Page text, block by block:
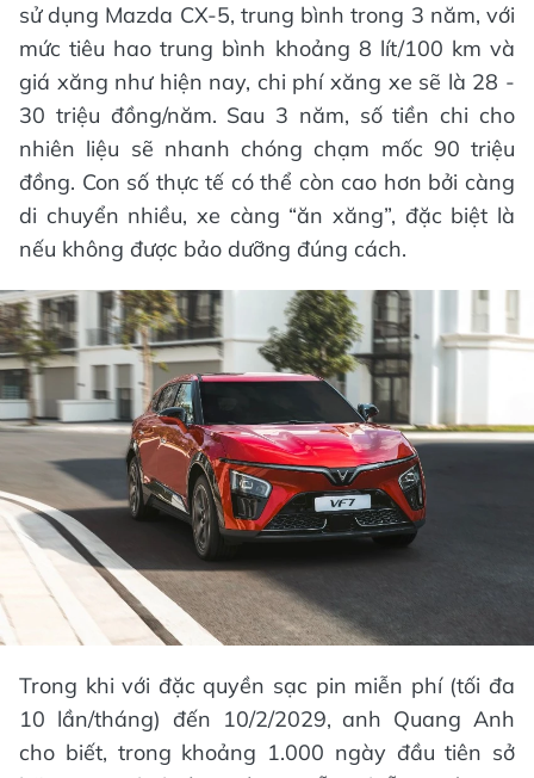
sử dụng Mazda CX-5, trung bình trong 3 năm, với
mức tiêu hao trung bình khoảng 8 lít/100 km và
giá xăng như hiện nay, chi phí xăng xe sẽ là 28 -
30 triệu đồng/năm. Sau 3 năm, số tiền chi cho
nhiên liệu sẽ nhanh chóng chạm mốc 90 triệu
đồng. Con số thực tế có thể còn cao hơn bởi càng
di chuyển nhiều, xe càng “ăn xăng”, đặc biệt là
nếu không được bảo dưỡng đúng cách.
Trong khi với đặc quyền sạc pin miễn phí (tối đa
10 lần/tháng) đến 10/2/2029, anh Quang Anh
cho biết, trong khoảng 1.000 ngày đầu tiên sở